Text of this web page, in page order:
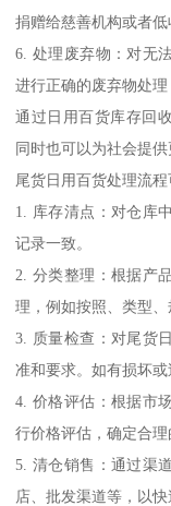
捐赠给慈善机构或者低
6. 处理废弃物：对无
进行正确的废弃物处理
通过日用百货库存回
同时也可以为社会提
尾货日用百货处理流
1. 库存清点：对仓库
记录一致。
2. 分类整理：根据产
理，例如按照、类型、
3. 质量检查：对尾货
准和要求。如有损坏或
4. 价格评估：根据市
行价格评估，确定合理
5. 清仓销售：通过渠
店、批发渠道等，以